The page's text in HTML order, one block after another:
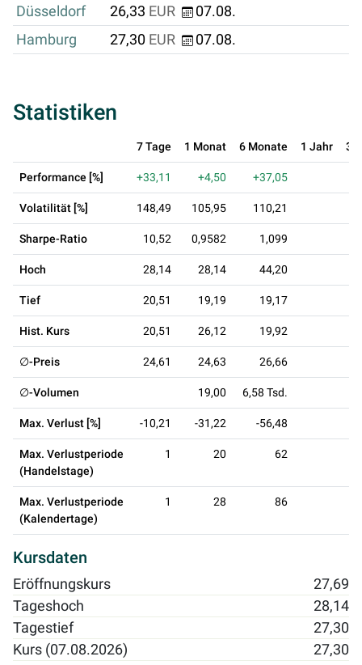
Düsseldorf
26,33 EUR
07.08.
Hamburg
27,30 EUR 07.08.
Statistiken
7 Tage 1 Monat 6 Monate 1 Jahr 3
Performance [%] +33,11 +4,50 +37,05
Volatilität [%] 148,49 105,95 110,21
Sharpe-Ratio 10,52 0,9582 1,099
Hoch 28,14 28,14 44,20
Tief 20,51 19,19 19,17
Hist. Kurs 20,51 26,12 19,92
∅-Preis 24,61 24,63 26,66
∅-Volumen 19,00 6,58 Tsd.
Max. Verlust [%] -10,21 -31,22 -56,48
Max. Verlustperiode
(Handelstage)
1 20 62
Max. Verlustperiode
(Kalendertage)
1 28 86
Kursdaten
Eröffnungskurs
27,69
Tageshoch
28,14
Tagestief
27,30
Kurs (07.08.2026)
27,30